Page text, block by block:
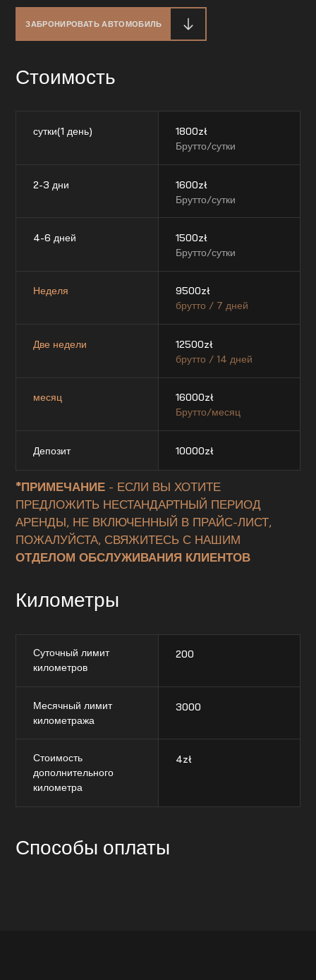
ЗАБРОНИРОВАТЬ АВТОМОБИЛЬ
Стоимость
сутки(1 день) 1800zł
Брутто/сутки
2-3 дни 1600zł
Брутто/сутки
4-6 дней 1500zł
Брутто/сутки
Неделя 9500zł
брутто / 7 дней
Две недели 12500zł
брутто / 14 дней
месяц 16000zł
Брутто/месяц
Депозит 10000zł
*ПРИМЕЧАНИЕ - ЕСЛИ ВЫ ХОТИТЕ
ПРЕДЛОЖИТЬ НЕСТАНДАРТНЫЙ ПЕРИОД
АРЕНДЫ, НЕ ВКЛЮЧЕННЫЙ В ПРАЙС-ЛИСТ,
ПОЖАЛУЙСТА, СВЯЖИТЕСЬ С НАШИМ
ОТДЕЛОМ ОБСЛУЖИВАНИЯ КЛИЕНТОВ
Километры
Суточный лимит
километров
200
Месячный лимит
километража
3000
Стоимость
дополнительного
километра
4zł
Способы оплаты